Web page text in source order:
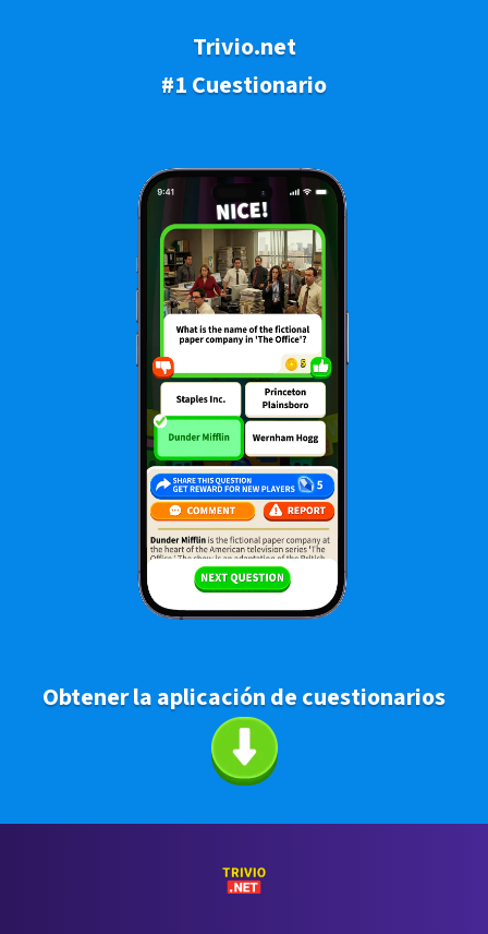
Trivio.net
#1 Cuestionario
Obtener la aplicación de cuestionarios